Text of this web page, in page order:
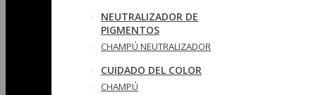
NEUTRALIZADOR DE
PIGMENTOS
CHAMPÚ NEUTRALIZADOR
CUIDADO DEL COLOR
CHAMPÚ